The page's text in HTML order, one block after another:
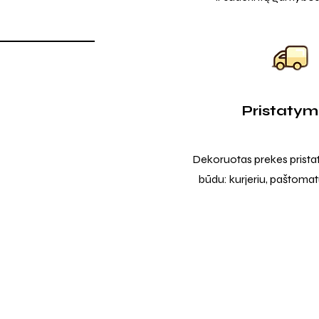
Dekoruotas prekes
būdu: kurjeriu,